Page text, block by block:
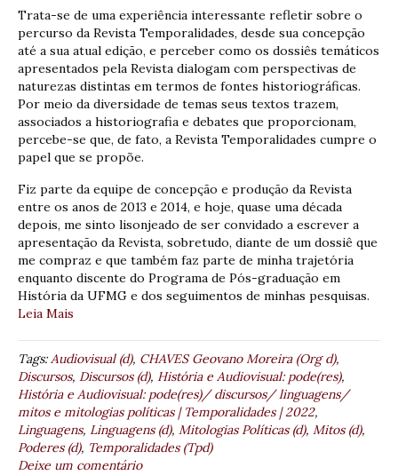
Trata-se de uma experiência interessante refletir sobre o
percurso da Revista Temporalidades, desde sua concepção
até a sua atual edição, e perceber como os dossiês temáticos
apresentados pela Revista dialogam com perspectivas de
naturezas distintas em termos de fontes historiográficas.
Por meio da diversidade de temas seus textos trazem,
associados a historiografia e debates que proporcionam,
percebe-se que, de fato, a Revista Temporalidades cumpre o
papel que se propõe.
Fiz parte da equipe de concepção e produção da Revista
entre os anos de 2013 e 2014, e hoje, quase uma década
depois, me sinto lisonjeado de ser convidado a escrever a
apresentação da Revista, sobretudo, diante de um dossiê que
me compraz e que também faz parte de minha trajetória
enquanto discente do Programa de Pós-graduação em
História da UFMG e dos seguimentos de minhas pesquisas.
Leia Mais
Tags:Audiovisual (d), CHAVES Geovano Moreira (Org d),
Discursos, Discursos (d), História e Audiovisual: pode(res),
História e Audiovisual: pode(res)/ discursos/ linguagens/
mitos e mitologias políticas | Temporalidades | 2022,
Linguagens, Linguagens (d), Mitologias Políticas (d), Mitos (d),
Poderes (d), Temporalidades (Tpd)
Deixe um comentário